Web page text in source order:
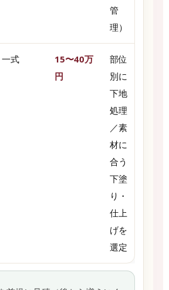
管
理）
一式
15〜40万
円
部位
別に
下地
処理
／素
材に
合う
下塗
り・
仕上
げを
選定